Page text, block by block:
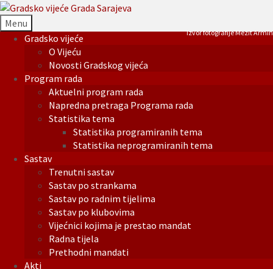
Menu
Gradsko vijeće
O Vijeću
Novosti Gradskog vijeća
Program rada
Aktuelni program rada
Napredna pretraga Programa rada
Statistika tema
Statistika programiranih tema
Statistika neprogramiranih tema
Sastav
Trenutni sastav
Sastav po strankama
Sastav po radnim tijelima
Sastav po klubovima
Vijećnici kojima je prestao mandat
Radna tijela
Prethodni mandati
Akti
Izvor fotografije Mezit Armin